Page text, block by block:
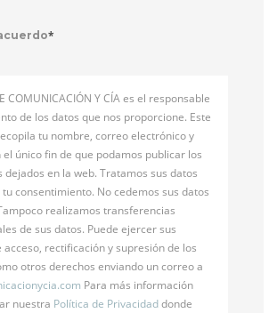
*
COMUNICACIÓN Y CÍA es el responsable
de los datos que nos proporcione. Este
tu nombre, correo electrónico y
el único fin de que podamos publicar los
dejados en la web. Tratamos sus datos
consentimiento. No cedemos sus datos
realizamos transferencias
de sus datos. Puede ejercer sus
acceso, rectificación y supresión de los
otros derechos enviando un correo a
Para más información
nuestra Política de Privacidaddonde